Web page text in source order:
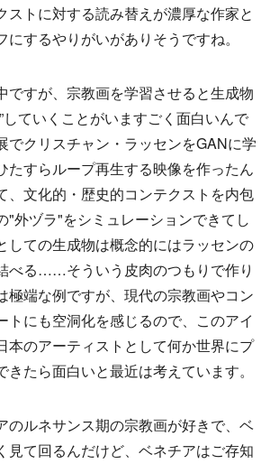
ストに対する読み替えが濃厚な作家と
するやりがいがありそうですね。
ですが、宗教画を学習させると生成物
していくことがいますごく面白いんで
でクリスチャン・ラッセンをGANに学
たすらループ再生する映像を作ったん
、文化的・歴史的コンテクストを内包
"外ヅラ"をシミュレーションできてし
しての生成物は概念的にはラッセンの
べる……そういう皮肉のつもりで作り
極端な例ですが、現代の宗教画やコン
トにも空洞化を感じるので、このアイ
本のアーティストとして何か世界にプ
きたら面白いと最近は考えています。
のルネサンス期の宗教画が好きで、ベ
見て回るんだけど、ベネチアはご存知